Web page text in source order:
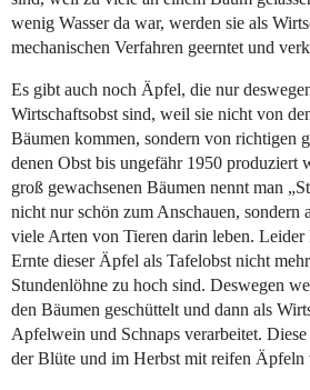
wenig Wasser da war, werden sie als
mechanischen Verfahren geerntet und
Es gibt auch noch Äpfel, die nur
Wirtschaftsobst sind, weil sie nicht von
Bäumen kommen, sondern von richtigen
denen Obst bis ungefähr 1950 produziert
groß gewachsenen Bäumen nennt man
nicht nur schön zum Anschauen,
viele Arten von Tieren darin leben. Leider
Ernte dieser Äpfel als Tafelobst nicht
Stundenlöhne zu hoch sind. Deswegen
den Bäumen geschüttelt und dann als
Apfelwein und Schnaps verarbeitet.
der Blüte und im Herbst mit reifen Äpfeln